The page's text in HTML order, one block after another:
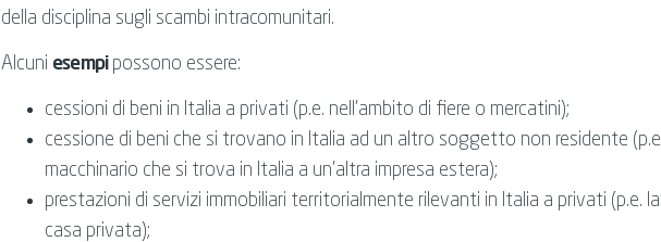
della disciplina sugli scambi intracomunitari.
Alcuni esempipossono essere:
cessioni di beni in Italia a privati (p.e. nell’ambito di fiere o mercatini);
cessione di beni che si trovano in Italia ad un altro soggetto non residente
macchinario che si trova in Italia a un'altra impresa estera);
prestazioni di servizi immobiliari territorialmente rilevanti in Italia a privati (p.e.
casa privata);